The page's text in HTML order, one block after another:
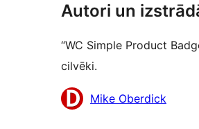
Autori un
“WC Simple Product
cilvēki.
Līdzdalībnieki
Mike Oberdick